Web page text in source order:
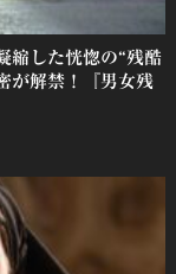
縮した恍惚の“残酷
が解禁！『男女残